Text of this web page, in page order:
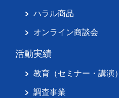
ハラル商品
オンライン商談会
活動実績
教育（セミナー・講演）
調査事業